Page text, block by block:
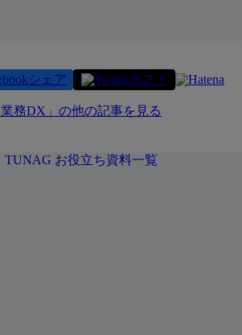
シェア ポスト
業務DX 」の他の記事を見る